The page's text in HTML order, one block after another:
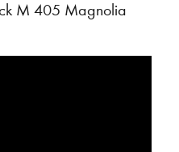
M 405 Magnolia